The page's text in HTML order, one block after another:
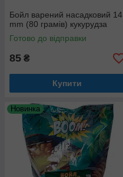
Бойл варений насадковий 14
mm (80 грамів) кукурудза
Готово до відправки
85 ₴
Купити
Новинка